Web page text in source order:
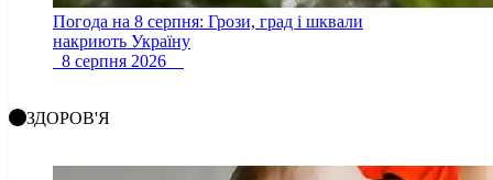
Погода на 8 серпня: Грози, град і шквали
накриють Україну
8 серпня 2026
ЗДОРОВ'Я